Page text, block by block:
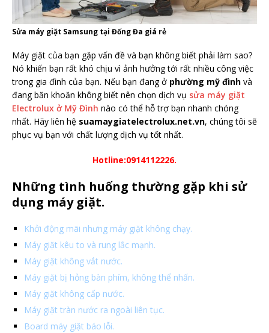
Sửa máy giặt Samsung tại Đống Đa giá rẻ
Máy giặt của bạn gặp vấn đề và bạn không biết phải làm sao?
Nó khiến bạn rất khó chịu vì ảnh hưởng tới rất nhiều công việc
trong gia đình của bạn. Nếu bạn đang ở phường mỹ đình và
đang băn khoăn không biết nên chọn dịch vụ sửa máy giặt
Electrolux ở Mỹ Đình nào có thể hỗ trợ bạn nhanh chóng
nhất. Hãy liên hệ suamaygiatelectrolux.net.vn, chúng tôi sẽ
phục vụ bạn với chất lượng dịch vụ tốt nhất.
Hotline:0914112226.
Những tình huống thường gặp khi sử
dụng máy giặt.
Khởi động mãi nhưng máy giặt không chạy.
Máy giặt kêu to và rung lắc mạnh.
Máy giặt không vắt nước.
Máy giặt bị hỏng bàn phím, không thể nhấn.
Máy giặt không cấp nước.
Máy giặt tràn nước ra ngoài liên tục.
Board máy giặt báo lỗi.